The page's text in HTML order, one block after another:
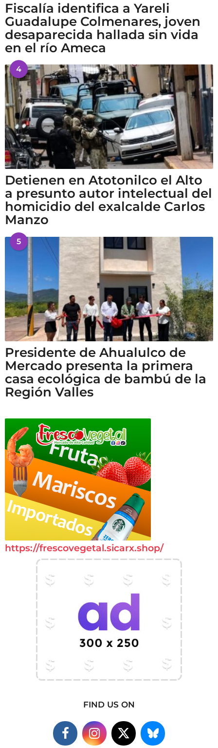
Fiscalía identifica a Yareli
Guadalupe Colmenares, joven
desaparecida hallada sin vida
en el río Ameca
4
Detienen en Atotonilco el Alto
a presunto autor intelectual del
homicidio del exalcalde Carlos
Manzo
5
Presidente de Ahualulco de
Mercado presenta la primera
casa ecológica de bambú de la
Región Valles
https://frescovegetal.sicarx.shop/
FIND US ON